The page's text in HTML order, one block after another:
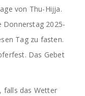
von Thu-Hijja.
Donnerstag 2025-
Tag zu fasten.
Das Gebet
falls das Wetter